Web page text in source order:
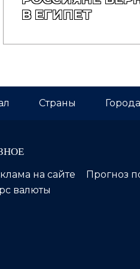
В ЕГИПЕТ
Страны Города
на сайте
Прогноз
валюты